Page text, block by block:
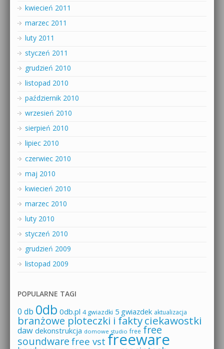
kwiecień 2011
marzec 2011
luty 2011
styczeń 2011
grudzień 2010
listopad 2010
październik 2010
wrzesień 2010
sierpień 2010
lipiec 2010
czerwiec 2010
maj 2010
kwiecień 2010
marzec 2010
luty 2010
styczeń 2010
grudzień 2009
listopad 2009
POPULARNE TAGI
0 db 0db 0db.pl 4 gwiazdki 5 gwiazdek aktualizacja
branżowe ploteczki i faktyciekawostki
daw dekonstrukcja domowe studio free free
soundware free vst freeware